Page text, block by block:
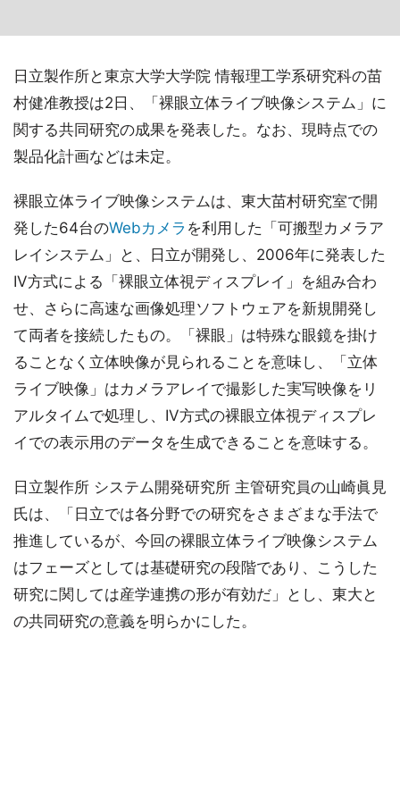
日立製作所と東京大学大学院 情報理工学系研究科の苗
村健准教授は2日、「裸眼立体ライブ映像システム」に
関する共同研究の成果を発表した。なお、現時点での
製品化計画などは未定。
裸眼立体ライブ映像システムは、東大苗村研究室で開
発した64台のWebカメラ を利用した「可搬型カメラア
レイシステム」と、日立が開発し、2006年に発表した
IV方式による「裸眼立体視ディスプレイ」を組み合わ
せ、さらに高速な画像処理ソフトウェアを新規開発し
て両者を接続したもの。「裸眼」は特殊な眼鏡を掛け
ることなく立体映像が見られることを意味し、「立体
ライブ映像」はカメラアレイで撮影した実写映像をリ
アルタイムで処理し、IV方式の裸眼立体視ディスプレ
イでの表示用のデータを生成できることを意味する。
日立製作所 システム開発研究所 主管研究員の山崎眞見
氏は、「日立では各分野での研究をさまざまな手法で
推進しているが、今回の裸眼立体ライブ映像システム
はフェーズとしては基礎研究の段階であり、こうした
研究に関しては産学連携の形が有効だ」とし、東大と
の共同研究の意義を明らかにした。